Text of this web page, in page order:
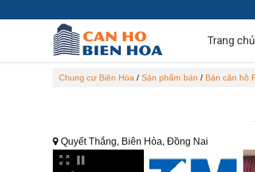
Trang chủ
Chung cư Biên Hòa / Sản phẩm bán / Bán căn hộ
Quyết Thắng, Biên Hòa, Đồng Nai